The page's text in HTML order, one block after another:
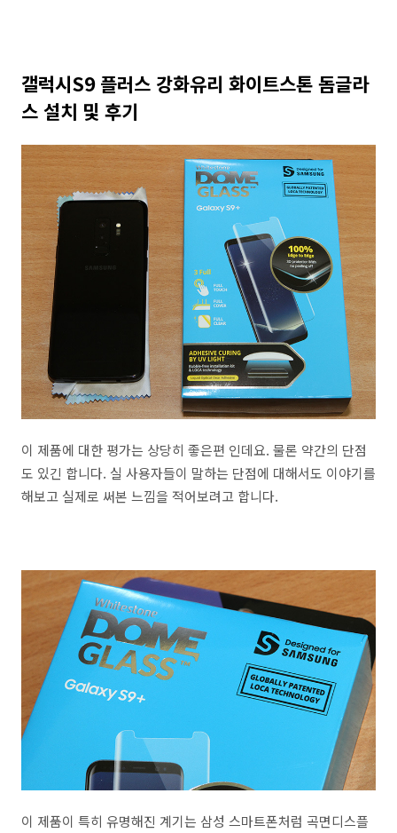
갤럭시S9 플러스 강화유리 화이트스톤 돔글라
스 설치 및 후기
이 제품에 대한 평가는 상당히 좋은편 인데요. 물론 약간의 단점
도 있긴 합니다. 실 사용자들이 말하는 단점에 대해서도 이야기를
해보고 실제로 써본 느낌을 적어보려고 합니다.
이 제품이 특히 유명해진 계기는 삼성 스마트폰처럼 곡면디스플